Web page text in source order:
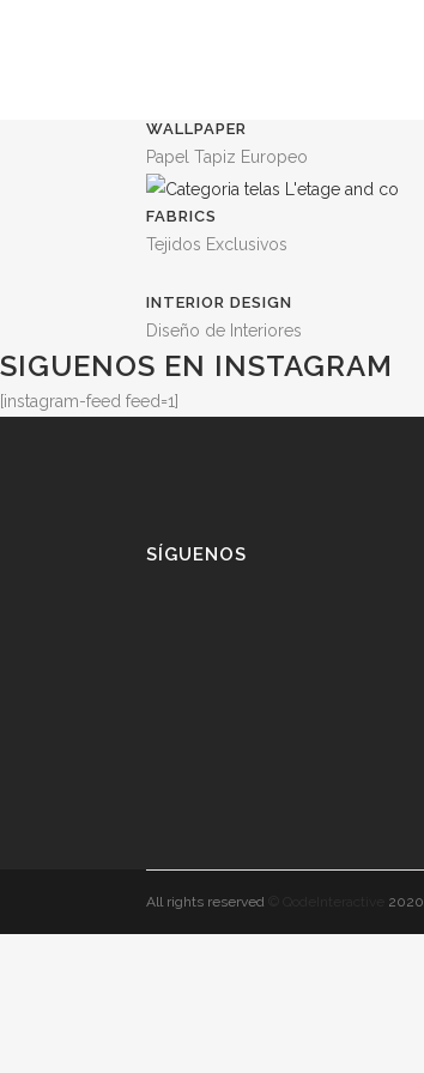
WALLPAPER
Papel Tapiz Europeo
FABRICS
Tejidos Exclusivos
INTERIOR DESIGN
Diseño de Interiores
SIGUENOS EN INSTAGRAM
[instagram-feed feed=1]
SÍGUENOS
All rights reserved 2020